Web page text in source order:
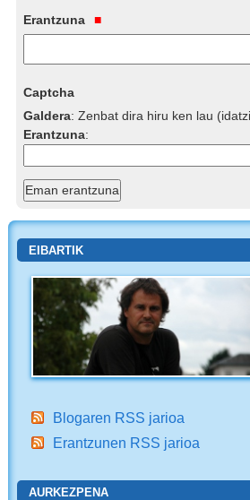
Erantzuna
Captcha
Galdera:Zenbat dira hiru ken lau
Erantzuna:
EIBARTIK
Blogaren RSS jarioa
Erantzunen RSS jarioa
AURKEZPENA